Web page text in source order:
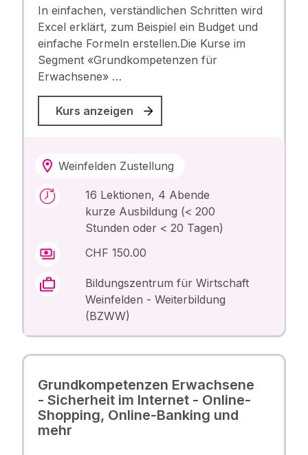
In einfachen, verständlichen Schritten wird
Excel erklärt, zum Beispiel ein Budget und
einfache Formeln erstellen.Die Kurse im
Segment «Grundkompetenzen für
Erwachsene» …
Kurs anzeigen
Weinfelden Zustellung
16 Lektionen, 4 Abende
kurze Ausbildung (< 200
Stunden oder < 20 Tagen)
CHF 150.00
Bildungszentrum für Wirtschaft
Weinfelden - Weiterbildung
(BZWW)
Grundkompetenzen Erwachsene
- Sicherheit im Internet - Online-
Shopping, Online-Banking und
mehr